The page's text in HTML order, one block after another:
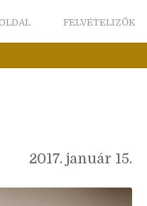
FELVÉTELIZŐK
2017. január 15.